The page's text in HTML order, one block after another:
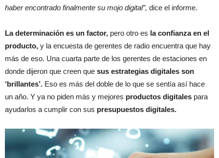
haber encontrado finalmente su mojo digital”, dice el informe.
La determinación es un factor, pero otro es la confianza en el
producto, y la encuesta de gerentes de radio encuentra que hay
más de eso. Una cuarta parte de los gerentes de estaciones en
donde dijeron que creen que sus estrategias digitales son
‘brillantes’. Eso es más del doble de lo que se sentía así hace
un año. Y ya no piden más y mejores productos digitales para
ayudarlos a cumplir con sus presupuestos digitales.